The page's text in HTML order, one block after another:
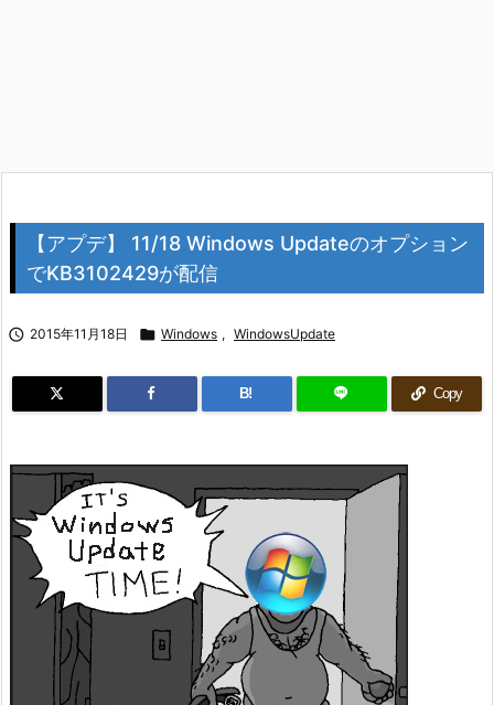
【アプデ】 11/18 Windows Updateのオプション
でKB3102429が配信
 2015年11月18日  Windows , WindowsUpdate
B! Copy